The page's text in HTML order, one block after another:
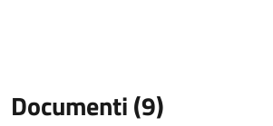
Documenti (9)